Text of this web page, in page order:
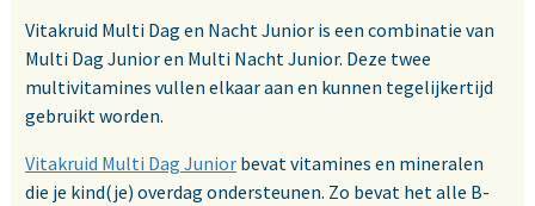
Vitakruid Multi Dag en Nacht Junior is een combinatie van
Multi Dag Junior en Multi Nacht Junior. Deze twee
multivitamines vullen elkaar aan en kunnen tegelijkertijd
gebruikt worden.
Vitakruid Multi Dag Junior bevat vitamines en mineralen
die je kind(je) overdag ondersteunen. Zo bevat het alle B-